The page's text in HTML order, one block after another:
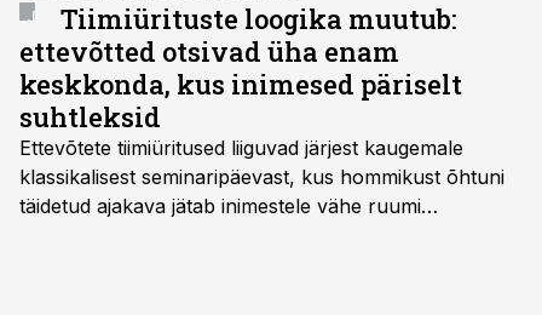
Tiimiürituste loogika muutub:
ettevõtted otsivad üha enam
keskkonda, kus inimesed päriselt
suhtleksid
Ettevõtete tiimiüritused liiguvad järjest kaugemale
klassikalisest seminaripäevast, kus hommikust õhtuni
täidetud ajakava jätab inimestele vähe ruumi